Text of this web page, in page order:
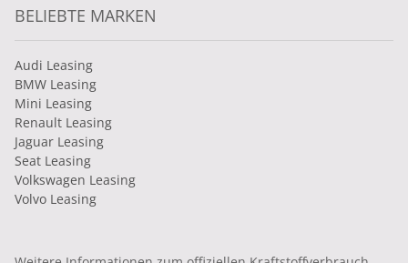
BELIEBTE MARKEN
Audi Leasing
BMW Leasing
Mini Leasing
Renault Leasing
Jaguar Leasing
Seat Leasing
Volkswagen Leasing
Volvo Leasing